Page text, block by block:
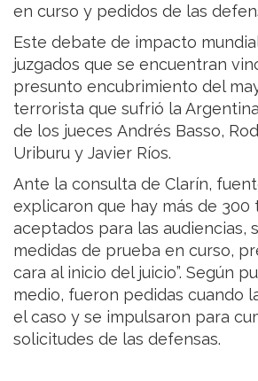
en curso y pedidos de las
Este debate de impacto
juzgados que se encuentran
presunto encubrimiento del
terrorista que sufrió la
de los jueces Andrés Basso,
Uriburu y Javier Ríos.
Ante la consulta de Clarín,
explicaron que hay más de 300
aceptados para las audiencias,
medidas de prueba en curso,
cara al inicio del juicio”. Según
medio, fueron pedidas cuando
el caso y se impulsaron para
solicitudes de las defensas.